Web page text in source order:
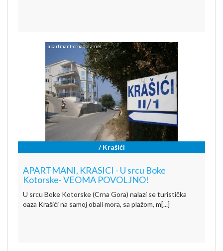
/ Krašići
APARTMANI, KRASICI - U srcu Boke
Kotorske- VEOMA POVOLJNO!
U srcu Boke Kotorske (Crna Gora) nalazi se turistička
oaza Krašići na samoj obali mora, sa plažom, m[...]